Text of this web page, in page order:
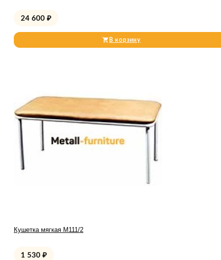
24 600 ₽
В корзину
Кушетка мягкая М111/2
1 530 ₽